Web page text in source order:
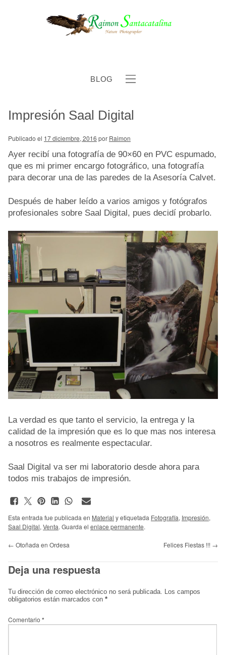
BLOG
Impresión Saal Digital
Publicado el 17 diciembre, 2016 por Raimon
Ayer recibí una fotografía de 90×60 en PVC espumado,
que es mi primer encargo fotográfico, una fotografía
para decorar una de las paredes de la Asesoría Calvet.
Después de haber leído a varios amigos y fotógrafos
profesionales sobre Saal Digital, pues decidí probarlo.
La verdad es que tanto el servicio, la entrega y la
calidad de la impresión que es lo que mas nos interesa
a nosotros es realmente espectacular.
Saal Digital va ser mi laboratorio desde ahora para
todos mis trabajos de impresión.
Esta entrada fue publicada en Material y etiquetada Fotografía, Impresión,
Saal Digital, Venta. Guarda el enlace permanente.
← Otoñada en Ordesa Felices Fiestas !!! →
Deja una respuesta
Tu dirección de correo electrónico no será publicada. Los campos
obligatorios están marcados con *
Comentario *